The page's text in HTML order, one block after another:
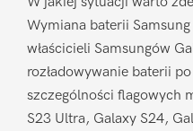
Wymiana baterii
właścicieli Samsungów
rozładowywanie baterii
szczególności flagowych
S23 Ultra, Galaxy S24,